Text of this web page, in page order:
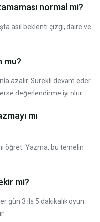
normal mi?
asıl beklenti çizgi, daire ve
mu?
azalır. Sürekli devam eder
değerlendirme iyi olur.
mı
öğret. Yazma, bu temelin
mi?
gün 3 ila 5 dakikalık oyun